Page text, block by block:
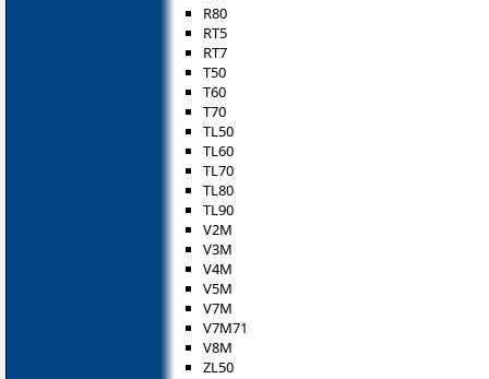
R80
RT5
RT7
T50
T60
T70
TL50
TL60
TL70
TL80
TL90
V2M
V3M
V4M
V5M
V7M
V7M71
V8M
ZL50